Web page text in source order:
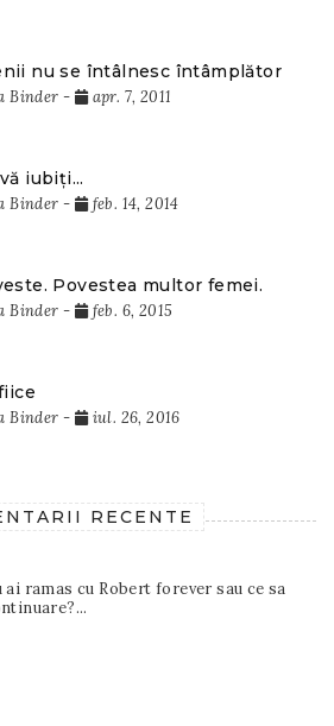
nu se întâlnesc întâmplător
Binder - apr. 7, 2011
iubiți...
Binder - feb. 14, 2014
Povestea multor femei.
Binder - feb. 6, 2015
Binder - iul. 26, 2016
RECENTE
ai ramas cu Robert forever sau ce sa